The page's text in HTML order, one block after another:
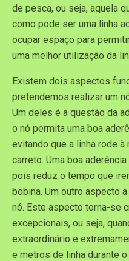
de pesca, ou seja, aquela
como pode ser uma linha
ocupar espaço para
uma melhor utilização da
Existem dois aspectos
pretendemos realizar um
Um deles é a questão da
o nó permita uma boa
evitando que a linha rode
carreto. Uma boa
pois reduz o tempo que
bobina. Um outro aspecto
nó. Este aspecto torna-se
excepcionais, ou seja,
extraordinário e
e metros de linha durante